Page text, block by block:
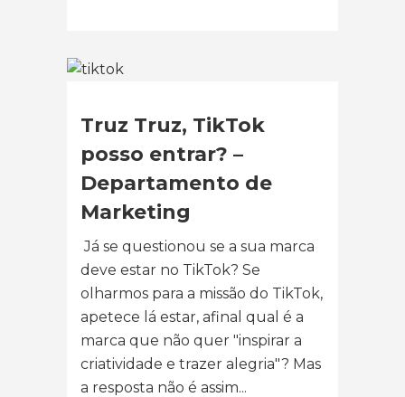
Truz Truz, TikTok
posso entrar? –
Departamento de
Marketing
Já se questionou se a sua marca
deve estar no TikTok? Se
olharmos para a missão do TikTok,
apetece lá estar, afinal qual é a
marca que não quer "inspirar a
criatividade e trazer alegria"? Mas
a resposta não é assim...